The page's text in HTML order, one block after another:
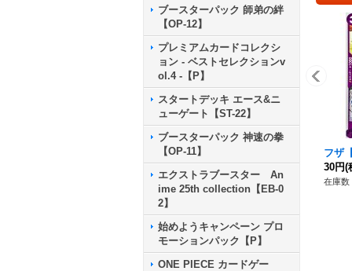
ブースターパック 師弟の絆
【OP-12】
プレミアムカードコレクシ
ョン - ベストセレクションv
ol.4 -【P】
スタートデッキ エース&ニ
ューゲート【ST-22】
ブースターパック 神速の拳
【OP-11】
エクストラブースター An
ime 25th collection【EB-0
2】
始めようキャンペーン プロ
モーションパック【P】
ONE PIECE カードゲー
フザ
30円(
在庫数